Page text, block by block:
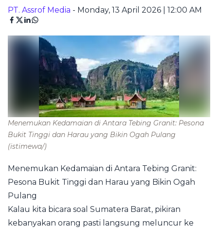
PT. Assrof Media - Monday, 13 April 2026 | 12:00 AM
Menemukan Kedamaian di Antara Tebing Granit: Pesona
Bukit Tinggi dan Harau yang Bikin Ogah Pulang
(istimewa/)
Menemukan Kedamaian di Antara Tebing Granit:
Pesona Bukit Tinggi dan Harau yang Bikin Ogah
Pulang
Kalau kita bicara soal Sumatera Barat, pikiran
kebanyakan orang pasti langsung meluncur ke